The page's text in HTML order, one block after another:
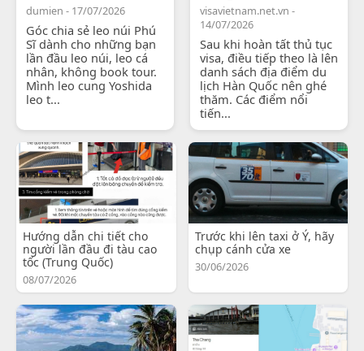
dumien - 17/07/2026
Góc chia sẻ leo núi Phú
Sĩ dành cho những bạn
lần đầu leo núi, leo cá
nhân, không book tour.
Mình leo cung Yoshida
leo t...
visavietnam.net.vn -
14/07/2026
Sau khi hoàn tất thủ tục
visa, điều tiếp theo là lên
danh sách địa điểm du
lịch Hàn Quốc nên ghé
thăm. Các điểm nổi
tiến...
Hướng dẫn chi tiết cho
người lần đầu đi tàu cao
tốc (Trung Quốc)
08/07/2026
Trước khi lên taxi ở Ý, hãy
chụp cánh cửa xe
30/06/2026